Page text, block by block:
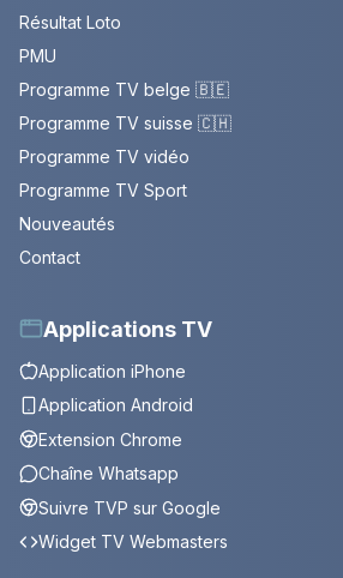
Résultat Loto
PMU
Programme TV belge 🇧🇪
Programme TV suisse 🇨🇭
Programme TV vidéo
Programme TV Sport
Nouveautés
Contact
Applications TV
Application iPhone
Application Android
Extension Chrome
Chaîne Whatsapp
Suivre TVP sur Google
Widget TV Webmasters